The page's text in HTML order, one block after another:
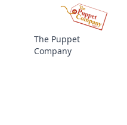
The Puppet
Company